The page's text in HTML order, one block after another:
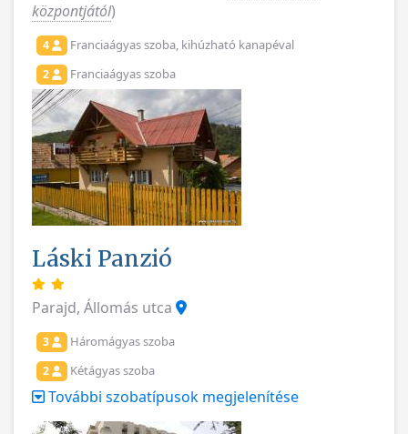
központjától)
4 Franciaágyas szoba, kihúzható kanapéval
2 Franciaágyas szoba
Láski Panzió
Parajd, Állomás utca
3 Háromágyas szoba
2 Kétágyas szoba
További szobatípusok megjelenítése